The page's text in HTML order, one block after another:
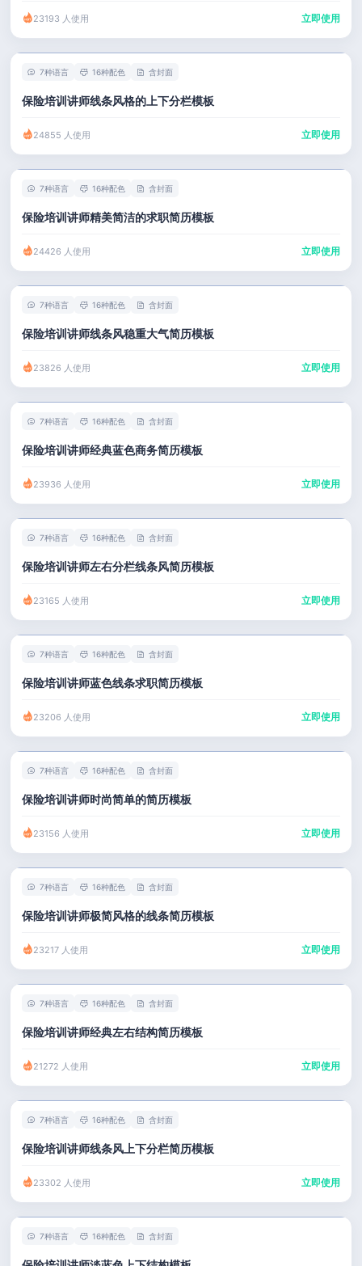
23193 人使用 立即使用
7种语言 16种配色 含封面
保险培训讲师线条风格的上下分栏模板
24855 人使用 立即使用
7种语言 16种配色 含封面
保险培训讲师精美简洁的求职简历模板
24426 人使用 立即使用
7种语言 16种配色 含封面
保险培训讲师线条风稳重大气简历模板
23826 人使用 立即使用
7种语言 16种配色 含封面
保险培训讲师经典蓝色商务简历模板
23936 人使用 立即使用
7种语言 16种配色 含封面
保险培训讲师左右分栏线条风简历模板
23165 人使用 立即使用
7种语言 16种配色 含封面
保险培训讲师蓝色线条求职简历模板
23206 人使用 立即使用
7种语言 16种配色 含封面
保险培训讲师时尚简单的简历模板
23156 人使用 立即使用
7种语言 16种配色 含封面
保险培训讲师极简风格的线条简历模板
23217 人使用 立即使用
7种语言 16种配色 含封面
保险培训讲师经典左右结构简历模板
21272 人使用 立即使用
7种语言 16种配色 含封面
保险培训讲师线条风上下分栏简历模板
23302 人使用 立即使用
7种语言 16种配色 含封面